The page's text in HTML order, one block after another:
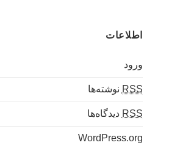
اطلاعات
ورود
RSS نوشته‌ها
RSS دیدگاه‌ها
WordPress.org